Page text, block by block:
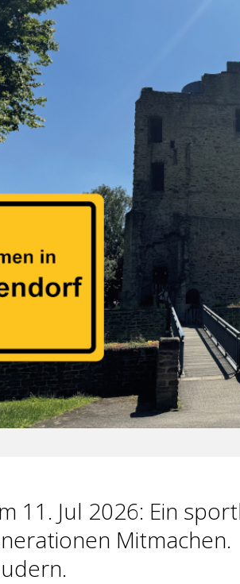
11. Jul 2026: Ein
Mitmachen.